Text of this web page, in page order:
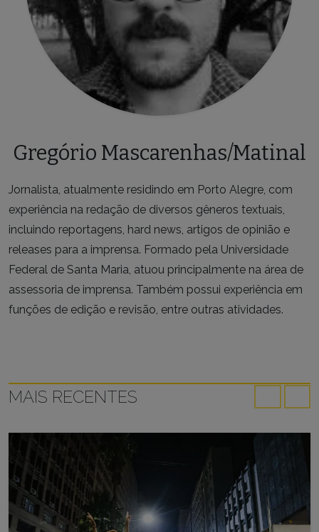
Gregório Mascarenhas/Matinal
Jornalista, atualmente residindo em Porto Alegre, com
experiência na redação de diversos gêneros textuais,
incluindo reportagens, hard news, artigos de opinião e
releases para a imprensa. Formado pela Universidade
Federal de Santa Maria, atuou principalmente na área de
assessoria de imprensa. Também possui experiência em
funções de edição e revisão, entre outras atividades.
MAIS RECENTES